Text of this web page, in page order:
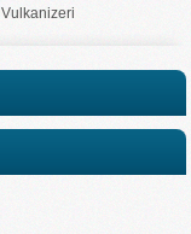
Vulkanizeri